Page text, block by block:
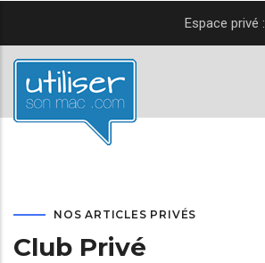
contenu
principal
Espace privé :
NOS ARTICLES PRIVÉS
Club Privé